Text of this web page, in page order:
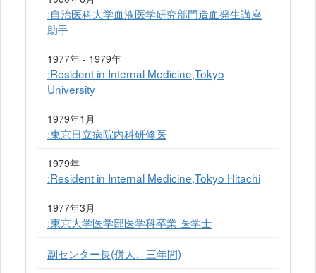
:自治医科大学血液医学研究部門造血発生講座
助手
1977年 - 1979年
:Resident in Internal Medicine,Tokyo
University
1979年1月
:東京日立病院内科研修医
1979年
:Resident in Internal Medicine,Tokyo Hitachi
1977年3月
:東京大学医学部医学科卒業 医学士
副センター長(併人、三年間)